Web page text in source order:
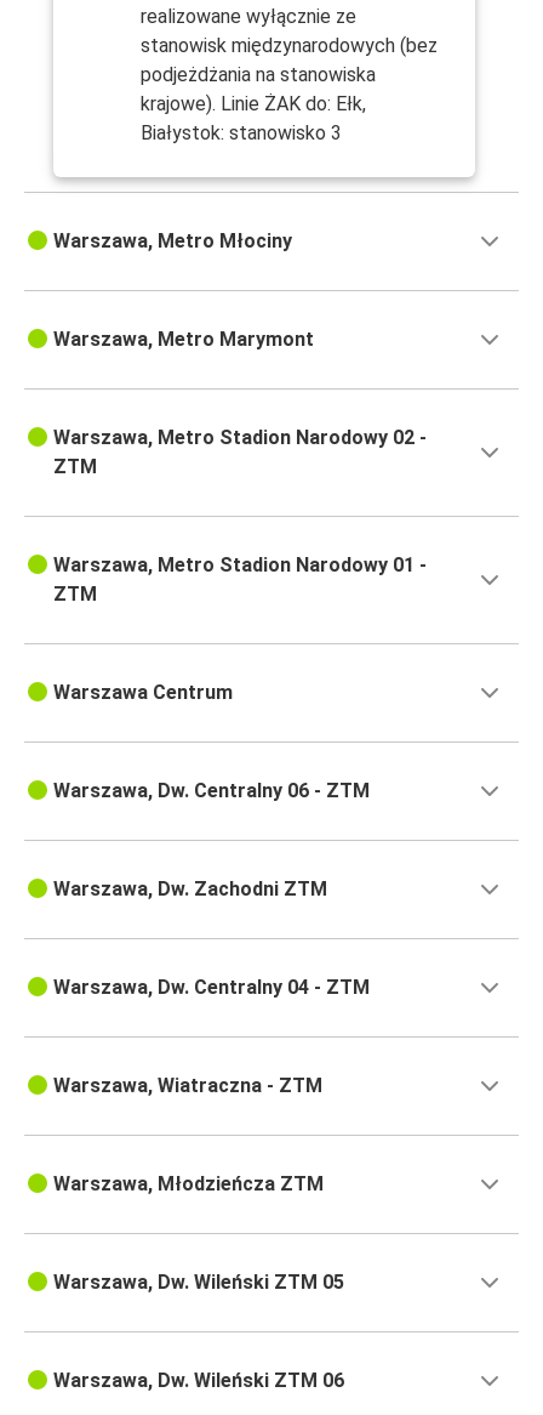
realizowane wyłącznie ze
stanowisk międzynarodowych (bez
podjeżdżania na stanowiska
krajowe). Linie ŻAK do: Ełk,
Białystok: stanowisko 3
Warszawa, Metro Młociny
Warszawa, Metro Marymont
Warszawa, Metro Stadion Narodowy 02 -
ZTM
Warszawa, Metro Stadion Narodowy 01 -
ZTM
Warszawa Centrum
Warszawa, Dw. Centralny 06 - ZTM
Warszawa, Dw. Zachodni ZTM
Warszawa, Dw. Centralny 04 - ZTM
Warszawa, Wiatraczna - ZTM
Warszawa, Młodzieńcza ZTM
Warszawa, Dw. Wileński ZTM 05
Warszawa, Dw. Wileński ZTM 06